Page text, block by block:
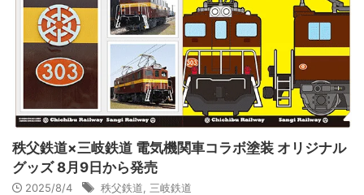
秩父鉄道×三岐鉄道 電気機関車コラボ塗装 オリジナル
グッズ 8月9日から発売
2025/8/4 秩父鉄道 三岐鉄道